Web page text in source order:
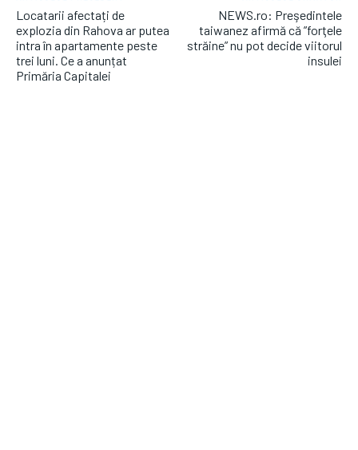
Locatarii afectați de
explozia din Rahova ar putea
intra în apartamente peste
trei luni. Ce a anunțat
Primăria Capitalei
NEWS.ro: Preşedintele
taiwanez afirmă că ”forţele
străine” nu pot decide viitorul
insulei